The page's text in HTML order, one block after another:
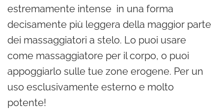
estremamente intense in una forma
decisamente più leggera della maggior parte
dei massaggiatori a stelo. Lo puoi usare
come massaggiatore per il corpo, o puoi
appoggiarlo sulle tue zone erogene. Per un
uso esclusivamente esterno e molto
potente!